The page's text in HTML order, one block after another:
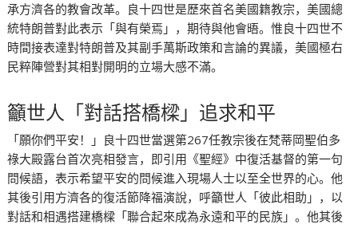
承方濟各的教會改革。良十四世是歷來首名美國籍教宗，美國總
統特朗普對此表示「與有榮焉」，期待與他會晤。惟良十四世不
時間接表達對特朗普及其副手萬斯政策和言論的異議，美國極右
民粹陣營對其相對開明的立場大感不滿。
籲世人「對話搭橋樑」追求和平
「願你們平安！」良十四世當選第267任教宗後在梵蒂岡聖伯多
祿大殿露台首次亮相發言，即引用《聖經》中復活基督的第一句
問候語，表示希望平安的問候進入現場人士以至全世界的心。他
其後引用方濟各的復活節降福演說，呼籲世人「彼此相助」，以
對話和相遇搭建橋樑「聯合起來成為永遠和平的民族」。他其後